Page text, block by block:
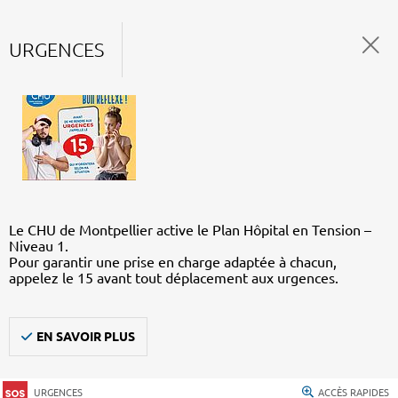
URGENCES
Le CHU de Montpellier active le Plan Hôpital en Tension –
Niveau 1.
Pour garantir une prise en charge adaptée à chacun,
appelez le 15 avant tout déplacement aux urgences.
EN SAVOIR PLUS
URGENCES ACCÈS RAPIDES